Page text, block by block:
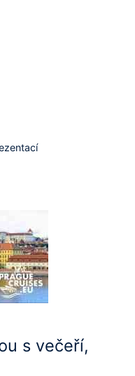
s večeří,